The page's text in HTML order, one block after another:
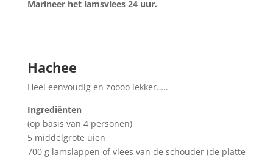
Marineer het lamsvlees 24 uur.
Hachee
Heel eenvoudig en zoooo lekker…..
Ingrediënten
(op basis van 4 personen)
5 middelgrote uien
700 g lamslappen of vlees van de schouder (de platte